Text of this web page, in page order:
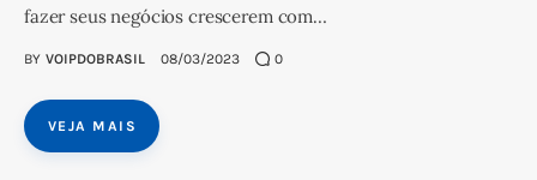
fazer seus negócios crescerem com…
BY VOIPDOBRASIL 08/03/2023 0
VEJA MAIS